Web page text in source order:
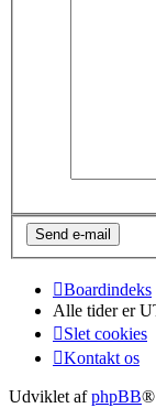
Boardindeks
Alle tider er
Slet cookies
Kontakt os
Udviklet afphpBB®